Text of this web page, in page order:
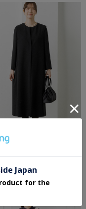
ル
える】ジレ＋ジョーゼットワ
ブラックフォーマル】